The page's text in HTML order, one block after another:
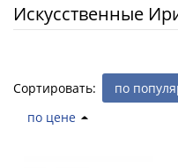
Искусственные
Сортировать: по
по цене